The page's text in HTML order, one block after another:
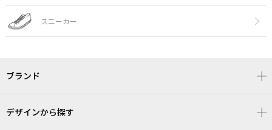
スニーカー
ブランド
デザインから探す